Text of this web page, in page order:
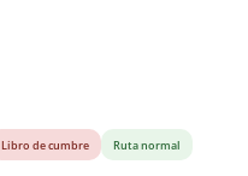
Libro de cumbre Ruta normal